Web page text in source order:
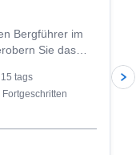
Bergführer im
Sie das
15 tags
Fortgeschritten